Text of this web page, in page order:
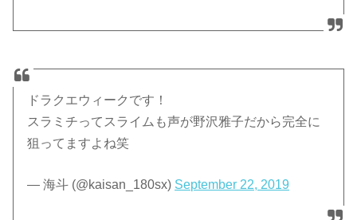
ドラクエウィークです！
スラミチってスライムも声が野沢雅子だから完全に
狙ってますよね笑
— 海斗 (@kaisan_180sx) September 22, 2019